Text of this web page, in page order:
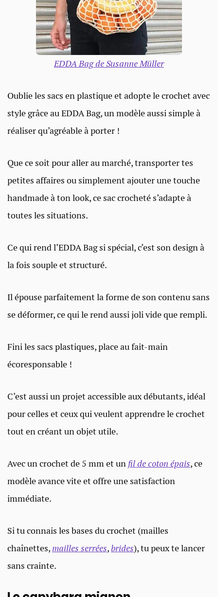
EDDA Bag de Susanne Müller
Oublie les sacs en plastique et adopte le crochet avec
style grâce au EDDA Bag, un modèle aussi simple à
réaliser qu’agréable à porter !
Que ce soit pour aller au marché, transporter tes
petites affaires ou simplement ajouter une touche
handmade à ton look, ce sac crocheté s’adapte à
toutes les situations.
Ce qui rend l’EDDA Bag si spécial, c’est son design à
la fois souple et structuré.
Il épouse parfaitement la forme de son contenu sans
se déformer, ce qui le rend aussi joli vide que rempli.
Fini les sacs plastiques, place au fait-main
écoresponsable !
C’est aussi un projet accessible aux débutants, idéal
pour celles et ceux qui veulent apprendre le crochet
tout en créant un objet utile.
Avec un crochet de 5 mm et un fil de coton épais, ce
modèle avance vite et offre une satisfaction
immédiate.
Si tu connais les bases du crochet (mailles
chaînettes, mailles serrées,brides), tu peux te lancer
sans crainte.